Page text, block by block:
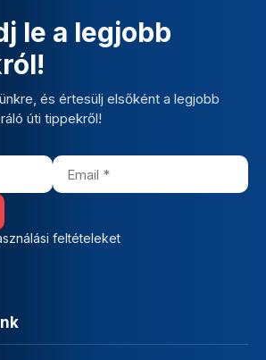
le a legjobb
és értesülj elsőként a legjobb
úti tippekről!
feltételeket